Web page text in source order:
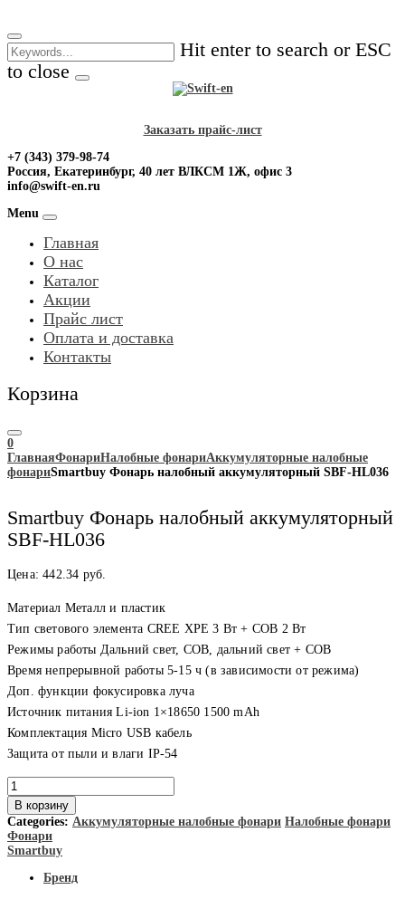
to
content
Hit enter to search or ESC
to close
Заказать прайс-лист
+7 (343) 379-98-74
Россия, Екатеринбург, 40 лет ВЛКСМ 1Ж, офис 3
info@swift-en.ru
Menu
Главная
О нас
Каталог
Акции
Прайс лист
Оплата и доставка
Контакты
Корзина
0
ГлавнаяФонариНалобные фонариАккумуляторные налобные
фонариSmartbuy Фонарь налобный аккумуляторный SBF-HL036
Smartbuy Фонарь налобный аккумуляторный
SBF-HL036
Цена:442.34 руб.
Материал Металл и пластик
Тип светового элемента CREE XPE 3 Вт + COB 2 Вт
Режимы работы Дальний свет, COB, дальний свет + COB
Время непрерывной работы 5-15 ч (в зависимости от режима)
Доп. функции фокусировка луча
Источник питания Li-ion 1×18650 1500 mAh
Комплектация Micro USB кабель
Защита от пыли и влаги IP-54
Количество
товара
Smartbuy
Фонарь
налобный
аккумуляторный
HL036
В корзину
Categories: Аккумуляторные налобные фонари Налобные фонари
Фонари
Smartbuy
Бренд